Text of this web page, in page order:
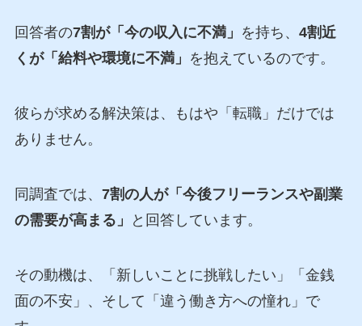
回答者の7割が「今の収入に不満」 を持ち、 4割近
くが「給料や環境に不満」 を抱えているのです。
彼らが求める解決策は、もはや「転職」だけでは
ありません。
同調査では、 7割の人が「今後フリーランスや副業
の需要が高まる」
と回答しています。
その動機は、「新しいことに挑戦したい」「金銭
面の不安」、そして「違う働き方への憧れ」で